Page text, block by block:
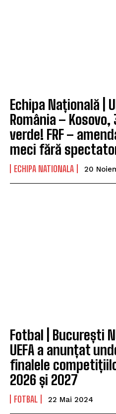
Echipa Națională |
România –
verde! FRF –
meci fără
ECHIPA NATIONALA 20
Fotbal | București
UEFA a anunțat
finalele
2026 și 2027
FOTBAL 22 Mai 2024